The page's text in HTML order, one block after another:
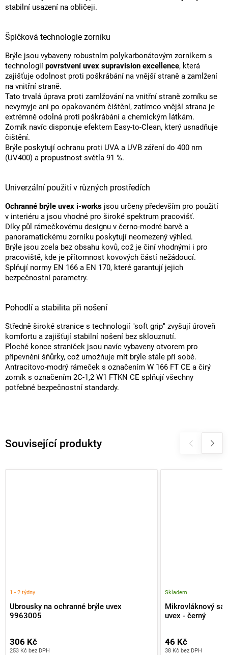
Související produkty
Ubrousky na ochranné brýle uvex
9963005
1 - 2 týdny
253 Kč bez DPH
306 Kč
Mikrovláknový
uvex - černý
Skladem
38 Kč bez DPH
46 Kč
stabilní usazení na obličeji.
Špičková technologie zorníku
Brýle jsou vybaveny robustním polykarbonátovým zorníkem s
technologií povrstvení uvex supravision excellence, která
zajišťuje odolnost proti poškrábání na vnější straně a zamlžení
na vnitřní straně.
Tato trvalá úprava proti zamlžování na vnitřní straně zorníku se
nevymyje ani po opakovaném čištění, zatímco vnější strana je
extrémně odolná proti poškrábání a chemickým látkám.
Zorník navíc disponuje efektem Easy-to-Clean, který usnadňuje
čištění.
Brýle poskytují ochranu proti UVA a UVB záření do 400 nm
(UV400) a propustnost světla 91 %.
Univerzální použití v různých prostředích
Ochranné brýle uvex i-works jsou určeny především pro použití
v interiéru a jsou vhodné pro široké spektrum pracovišť.
Díky půl rámečkovému designu v černo-modré barvě a
panoramatickému zorníku poskytují neomezený výhled.
Brýle jsou zcela bez obsahu kovů, což je činí vhodnými i pro
pracoviště, kde je přítomnost kovových částí nežádoucí.
Splňují normy EN 166 a EN 170, které garantují jejich
bezpečnostní parametry.
Pohodlí a stabilita při nošení
Středně široké stranice s technologií "soft grip" zvyšují úroveň
komfortu a zajišťují stabilní nošení bez sklouznutí.
Ploché konce straniček jsou navíc vybaveny otvorem pro
připevnění šňůrky, což umožňuje mít brýle stále při sobě.
Antracitovo-modrý rámeček s označením W 166 FT CE a čirý
zorník s označením 2C-1,2 W1 FTKN CE splňují všechny
potřebné bezpečnostní standardy.